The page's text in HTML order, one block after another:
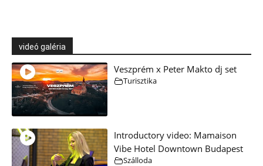
videó galéria
Veszprém x Peter Makto dj set
Turisztika
Introductory video: Mamaison
Vibe Hotel Downtown Budapest
Szálloda